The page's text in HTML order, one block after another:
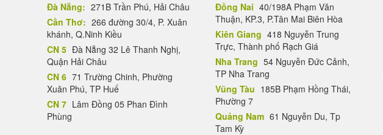
Đà Nẵng: 271B Trần Phú, Hải Châu
Cần Thơ: 266 đường 30/4, P. Xuân
khánh, Q.Ninh Kiều
CN 5 Đà Nẵng 32 Lê Thanh Nghị,
Quận Hải Châu
CN 6 71 Trường Chinh, Phường
Xuân Phú, TP Huế
CN 7 Lâm Đồng 05 Phan Đình
Phùng
Đồng Nai 40/198A Phạm Văn
Thuận, KP.3, P.Tân Mai Biên Hòa
Kiên Giang 418 Nguyễn Trung
Trực, Thành phố Rạch Giá
Nha Trang 54 Nguyễn Đức Cảnh,
TP Nha Trang
Vũng Tàu 185B Phạm Hồng Thái,
Phường 7
Quảng Nam 61 Nguyễn Du, Tp
Tam Kỳ